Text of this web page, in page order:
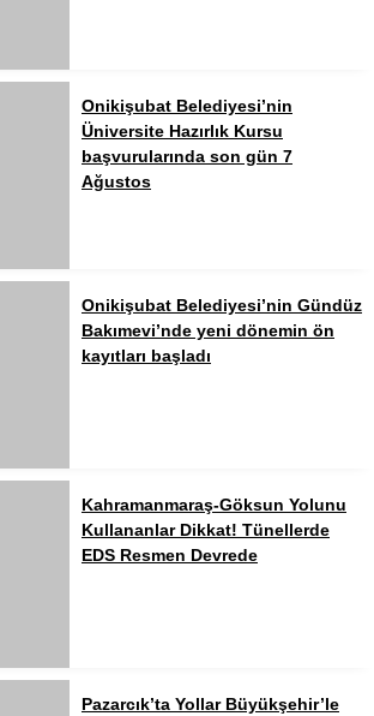
Onikişubat Belediyesi’nin
Üniversite Hazırlık Kursu
başvurularında son gün 7
Ağustos
Onikişubat Belediyesi’nin Gündüz
Bakımevi’nde yeni dönemin ön
kayıtları başladı
Kahramanmaraş-Göksun Yolunu
Kullananlar Dikkat! Tünellerde
EDS Resmen Devrede
Pazarcık’ta Yollar Büyükşehir’le